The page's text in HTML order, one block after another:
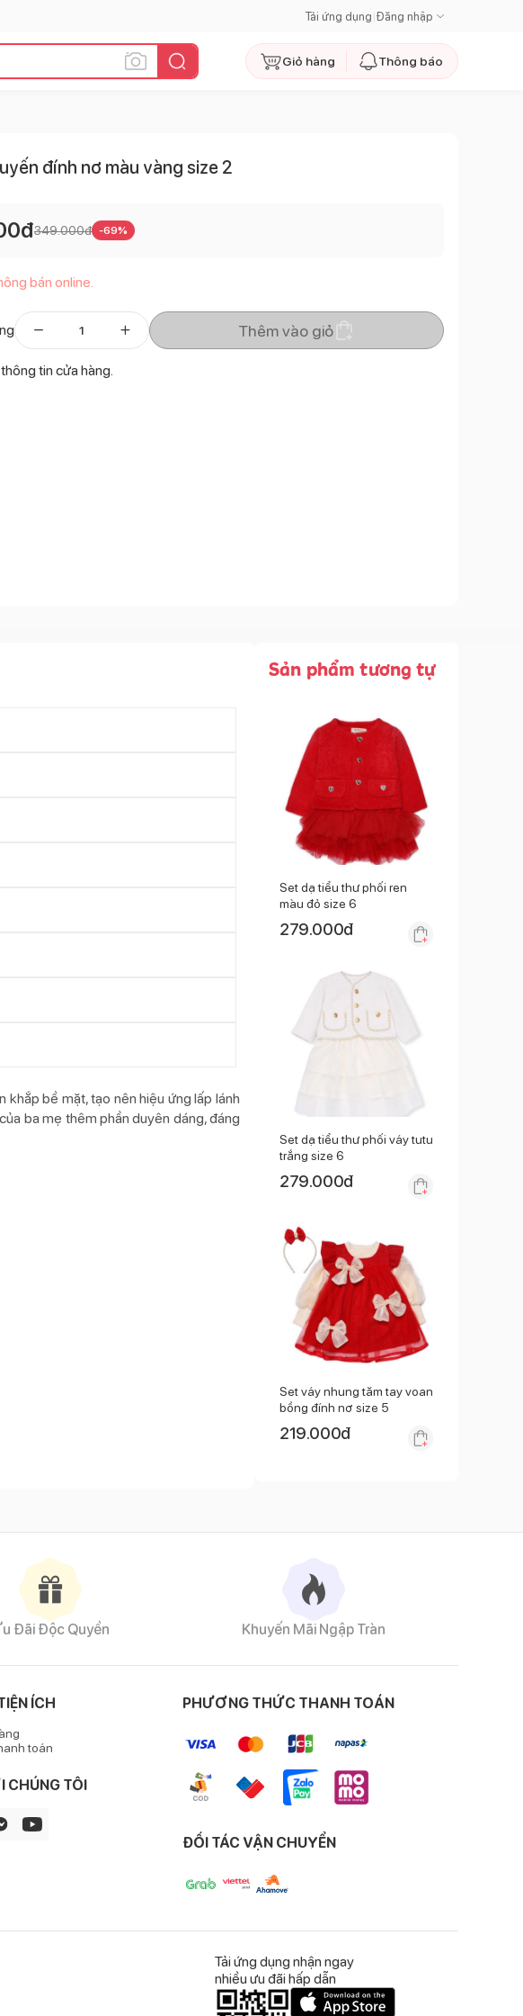
Tải ứng dụng Đăng nhập
Giỏ hàng Thông báo
đính nơ màu vàng size 2
đ349.000đ -69%
bán online.
Thêm vào giỏ
tin cửa hàng.
bề mặt, tạo nên hiệu ứng lấp lánh
ba mẹ thêm phần duyên dáng, đáng
Chi tiết này càng tăng thêm phần nữ
thương của bé.
đính kết chắc chắn, không bị rơi
Sản phẩm tương tự
Set dạ tiểu thư phối ren
màu đỏ size 6
279.000đ
Set dạ tiểu thư phối váy tutu
trắng size 6
279.000đ
Set váy nhung tăm tay voan
bồng đính nơ size 5
219.000đ
Đãi Độc Quyền Khuyến Mãi Ngập Tràn
ÍCH
toán
CHÚNG TÔI
PHƯƠNG THỨC THANH TOÁN
ĐỐI TÁC VẬN CHUYỂN
Tải ứng dụng nhận ngay
nhiều ưu đãi hấp dẫn